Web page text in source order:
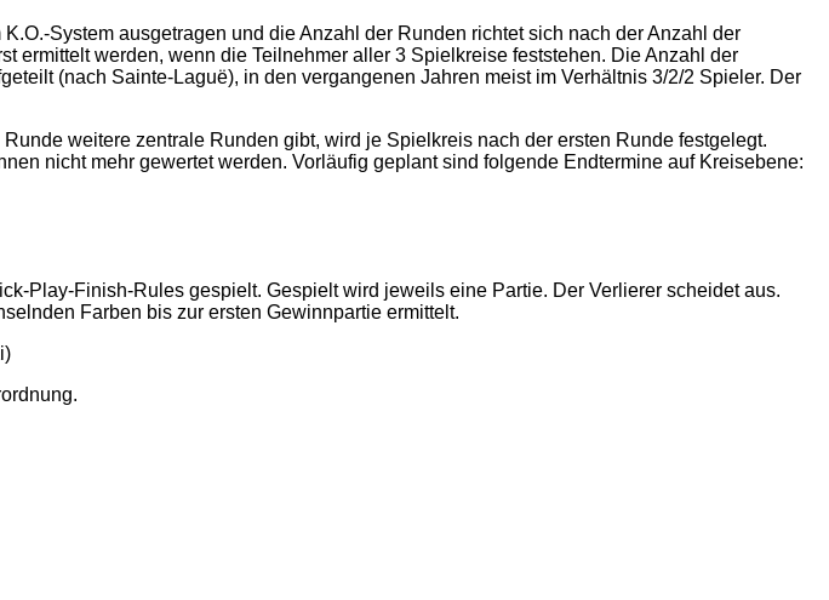
System ausgetragen und die Anzahl der Runden richtet sich nach der Anzahl der
ermittelt werden, wenn die Teilnehmer aller 3 Spielkreise feststehen. Die Anzahl der
(nach Sainte-Laguë), in den vergangenen Jahren meist im Verhältnis 3/2/2 Spieler. Der
weitere zentrale Runden gibt, wird je Spielkreis nach der ersten Runde festgelegt.
nicht mehr gewertet werden. Vorläufig geplant sind folgende Endtermine auf Kreisebene:
Play-Finish-Rules gespielt. Gespielt wird jeweils eine Partie. Der Verlierer scheidet aus.
Farben bis zur ersten Gewinnpartie ermittelt.